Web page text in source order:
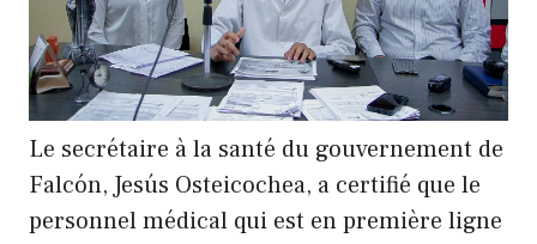
Le secrétaire à la santé du gouvernement de
Falcón, Jesús Osteicochea, a certifié que le
personnel médical qui est en première ligne